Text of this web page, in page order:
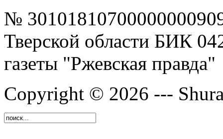
№
Тверской области БИК
газеты "Ржевская правда"
Copyright © 2026 ---